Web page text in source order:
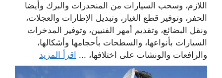
اللازم، وسحب السيارات من المنحدرات والبرك وأيضا
الحفر، وتوفير قطع الغيار، وتبديل الإطارات والعجلات،
ونقل البضائع، وتقديم أمهر الفنيين، وتوفير المدخرات
السيارات بأنواعها، والسطحات بأحجامها وأشكالها،
والرافعات والونشات على اختلافها، ... اقرأ المزيد